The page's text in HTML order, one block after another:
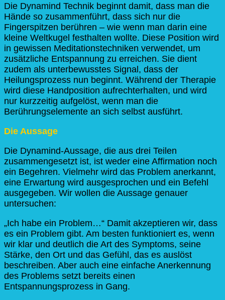
Die Dynamind Technik beginnt damit, dass man die
Hände so zusammenführt, dass sich nur die
Fingerspitzen berühren – wie wenn man darin eine
kleine Weltkugel festhalten wollte. Diese Position wird
in gewissen Meditationstechniken verwendet, um
zusätzliche Entspannung zu erreichen. Sie dient
zudem als unterbewusstes Signal, dass der
Heilungsprozess nun beginnt. Während der Therapie
wird diese Handposition aufrechterhalten, und wird
nur kurzzeitig aufgelöst, wenn man die
Berührungselemente an sich selbst ausführt.
Die Aussage
Die Dynamind-Aussage, die aus drei Teilen
zusammengesetzt ist, ist weder eine Affirmation noch
ein Begehren. Vielmehr wird das Problem anerkannt,
eine Erwartung wird ausgesprochen und ein Befehl
ausgegeben. Wir wollen die Aussage genauer
untersuchen:
„Ich habe ein Problem…“ Damit akzeptieren wir, dass
es ein Problem gibt. Am besten funktioniert es, wenn
wir klar und deutlich die Art des Symptoms, seine
Stärke, den Ort und das Gefühl, das es auslöst
beschreiben. Aber auch eine einfache Anerkennung
des Problems setzt bereits einen
Entspannungsprozess in Gang.